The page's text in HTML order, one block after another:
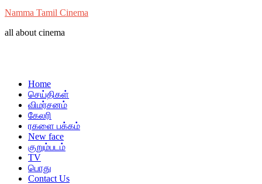
Namma Tamil Cinema
all about cinema
Home
செய்திகள்
விமர்சனம்
கேலரி
ரகளை பக்கம்
New face
குறும்படம்
TV
பொது
Contact Us